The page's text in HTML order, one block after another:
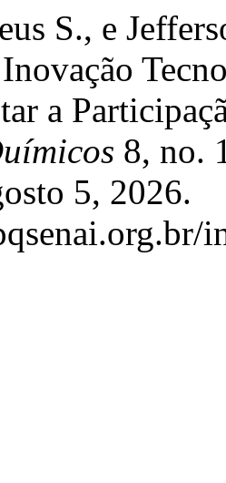
S., e
a
8, no.
5, 2026.